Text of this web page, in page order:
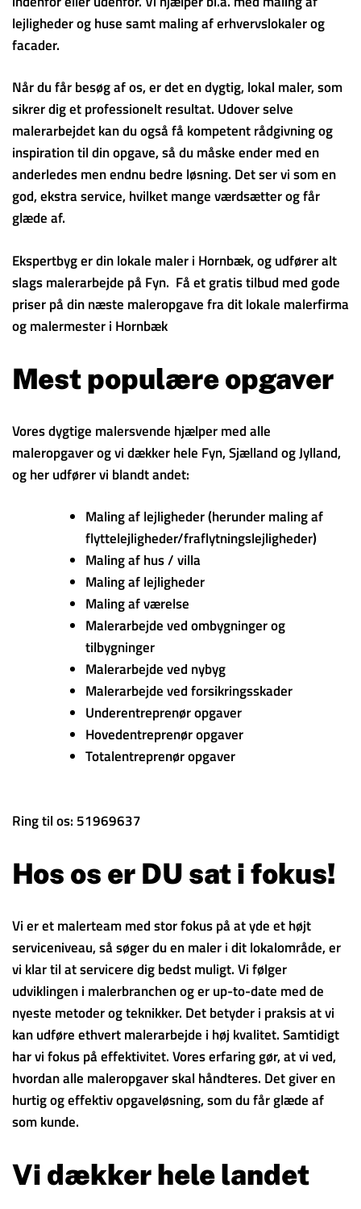
lejligheder og huse samt maling af erhvervslokaler og
facader.
Når du får besøg af os, er det en dygtig, lokal maler, som
sikrer dig et professionelt resultat. Udover selve
malerarbejdet kan du også få kompetent rådgivning og
inspiration til din opgave, så du måske ender med en
anderledes men endnu bedre løsning. Det ser vi som en
god, ekstra service, hvilket mange værdsætter og får
glæde af.
Ekspertbyg er din lokale maler i Hornbæk, og udfører alt
slags malerarbejde på Fyn. Få et gratis tilbud med gode
priser på din næste maleropgave fra dit lokale malerfirma
og malermester i Hornbæk
Mest populære opgaver
Vores dygtige malersvende hjælper med alle
maleropgaver og vi dækker hele Fyn, Sjælland og Jylland,
og her udfører vi blandt andet:
Maling af lejligheder (herunder maling af
flyttelejligheder/fraflytningslejligheder)
Maling af hus / villa
Maling af lejligheder
Maling af værelse
Malerarbejde ved ombygninger og
tilbygninger
Malerarbejde ved nybyg
Malerarbejde ved forsikringsskader
Underentreprenør opgaver
Hovedentreprenør opgaver
Totalentreprenør opgaver
Ring til os: 51969637
Hos os er DU sat i fokus!
Vi er et malerteam med stor fokus på at yde et højt
serviceniveau, så søger du en maler i dit lokalområde, er
vi klar til at servicere dig bedst muligt. Vi følger
udviklingen i malerbranchen og er up-to-date med de
nyeste metoder og teknikker. Det betyder i praksis at vi
kan udføre ethvert malerarbejde i høj kvalitet. Samtidigt
har vi fokus på effektivitet. Vores erfaring gør, at vi ved,
hvordan alle maleropgaver skal håndteres. Det giver en
hurtig og effektiv opgaveløsning, som du får glæde af
som kunde.
Vi dækker hele landet